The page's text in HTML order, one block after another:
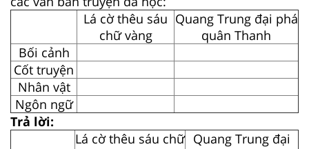
Lá cờ thêu sáu
chữ vàng
Quang Trung đại phá
quân Thanh
Bối cảnh
Cốt truyện
Nhân vật
Ngôn ngữ
Trả lời:
Lá cờ thêu sáu chữ Quang Trung đại